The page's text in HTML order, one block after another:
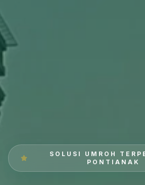
SOLUSI UMROH
PONTIANAK